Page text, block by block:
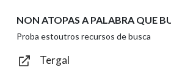
Texto de verificación
NON ATOPAS A PALABRA QUE
Proba estoutros recursos de busca
Tergal